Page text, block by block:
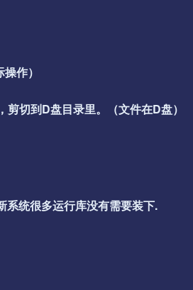
作）
切到D盘目录里。（文件在D盘）
系统很多运行库没有需要装下.